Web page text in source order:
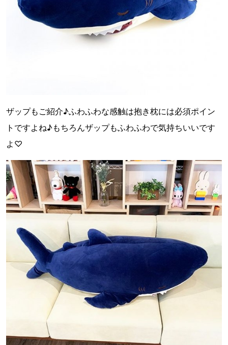
ザップもご紹介♪ふわふわな感触は抱き枕には必須ポイン
トですよね♪もちろんザップもふわふわで気持ちいいです
よ♡